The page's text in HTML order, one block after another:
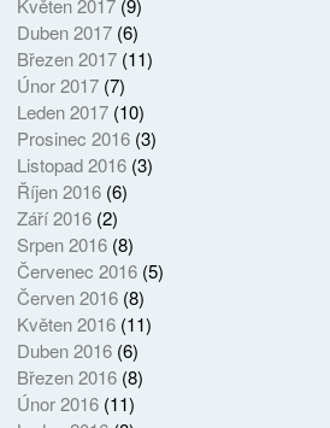
Květen 2017(9)
Duben 2017(6)
Březen 2017(11)
Únor 2017(7)
Leden 2017(10)
Prosinec 2016(3)
Listopad 2016(3)
Říjen 2016(6)
Září 2016(2)
Srpen 2016(8)
Červenec 2016(5)
Červen 2016(8)
Květen 2016(11)
Duben 2016(6)
Březen 2016(8)
Únor 2016(11)